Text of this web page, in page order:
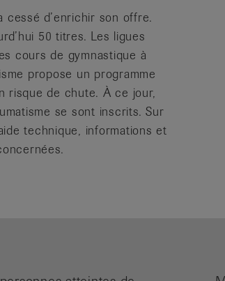
cessé d’enrichir son offre.
50 titres. Les ligues
cours de gymnastique à
propose un programme
risque de chute. À ce jour,
se sont inscrits. Sur
technique, informations et